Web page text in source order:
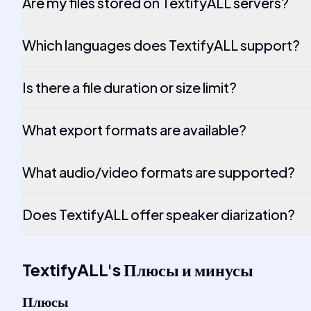
Which languages does TextifyALL support?
Is there a file duration or size limit?
What export formats are available?
What audio/video formats are supported?
Does TextifyALL offer speaker diarization?
TextifyALL'sПлюсы и минусы
Плюсы